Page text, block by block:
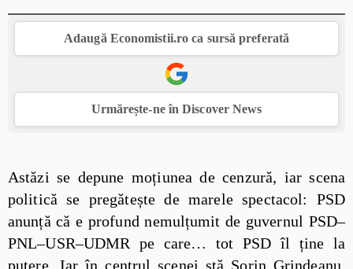
Adaugă Economistii.ro ca sursă preferată
Urmărește-ne în Discover News
Astăzi se depune moțiunea de cenzură, iar scena
politică se pregătește de marele spectacol: PSD
anunță că e profund nemulțumit de guvernul PSD–
PNL–USR–UDMR pe care… tot PSD îl ține la
putere. Iar în centrul scenei stă Sorin Grindeanu,